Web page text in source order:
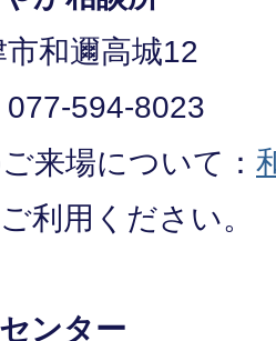
和邇高城12
077-594-8023
来場について：
利用ください。
ンター